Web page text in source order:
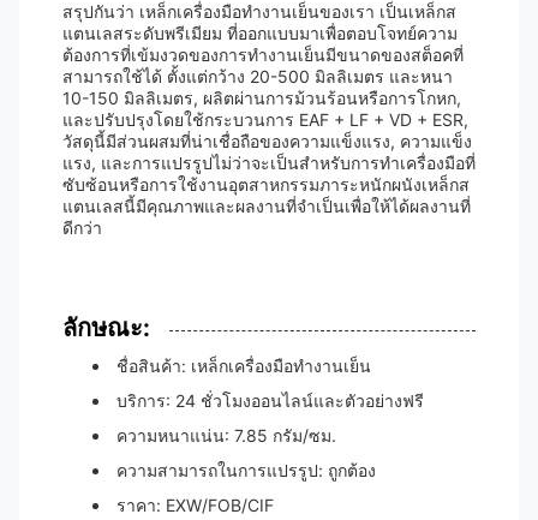
สรุปกันว่า เหล็กเครื่องมือทํางานเย็นของเรา เป็นเหล็กส
แตนเลสระดับพรีเมียม ที่ออกแบบมาเพื่อตอบโจทย์ความ
ต้องการที่เข้มงวดของการทํางานเย็นมีขนาดของสต็อคที่
สามารถใช้ได้ ตั้งแต่กว้าง 20-500 มิลลิเมตร และหนา
10-150 มิลลิเมตร, ผลิตผ่านการม้วนร้อนหรือการโกหก,
และปรับปรุงโดยใช้กระบวนการ EAF + LF + VD + ESR,
วัสดุนี้มีส่วนผสมที่น่าเชื่อถือของความแข็งแรง, ความแข็ง
แรง, และการแปรรูปไม่ว่าจะเป็นสําหรับการทําเครื่องมือที่
ซับซ้อนหรือการใช้งานอุตสาหกรรมภาระหนักผนังเหล็กส
แตนเลสนี้มีคุณภาพและผลงานที่จําเป็นเพื่อให้ได้ผลงานที่
ดีกว่า
ลักษณะ:
ชื่อสินค้า: เหล็กเครื่องมือทํางานเย็น
บริการ: 24 ชั่วโมงออนไลน์และตัวอย่างฟรี
ความหนาแน่น: 7.85 กรัม/ซม.
ความสามารถในการแปรรูป: ถูกต้อง
ราคา: EXW/FOB/CIF